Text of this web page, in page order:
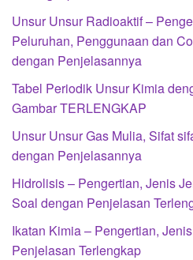
Unsur Unsur Radioaktif –
Peluruhan, Penggunaan dan
dengan Penjelasannya
Tabel Periodik Unsur Kimia
Gambar TERLENGKAP
Unsur Unsur Gas Mulia, Sifat
dengan Penjelasannya
Hidrolisis – Pengertian, Jenis
Soal dengan Penjelasan
Ikatan Kimia – Pengertian,
Penjelasan Terlengkap